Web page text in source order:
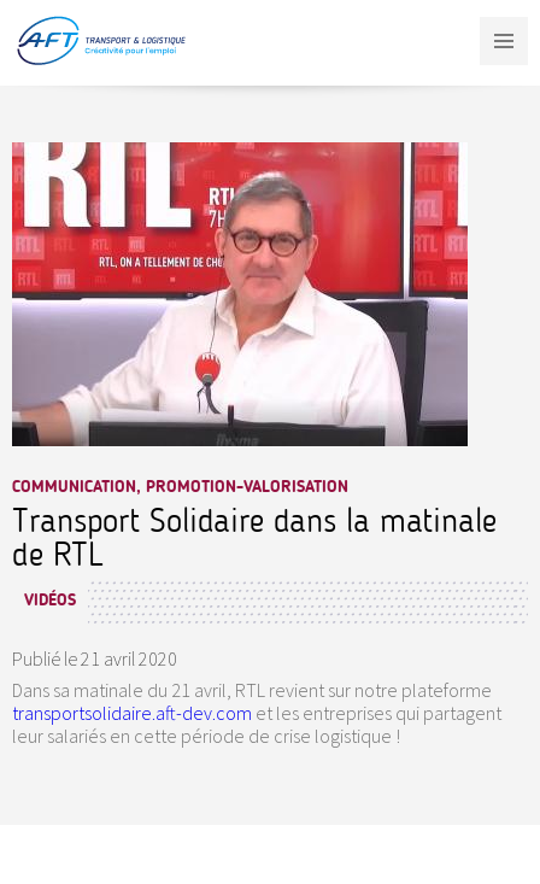
contenu
principal
COMMUNICATION, PROMOTION-VALORISATION
Transport Solidaire dans la matinale
de RTL
VIDÉOS
Publié le21 avril 2020
Dans sa matinale du 21 avril, RTL revient sur notre plateforme
transportsolidaire.aft-dev.com et les entreprises qui partagent
leur salariés en cette période de crise logistique !